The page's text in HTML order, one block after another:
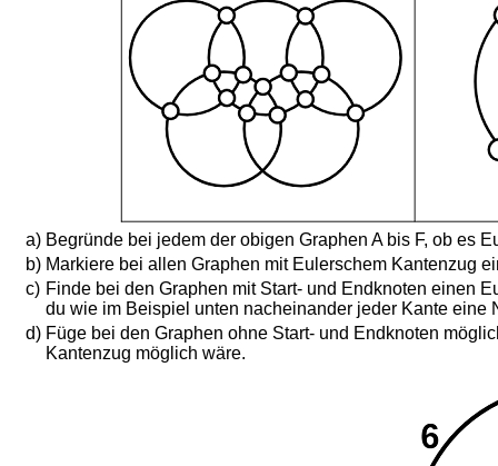
a) Begründe bei jedem der obigen Graphen A bis F, ob es
b) Markiere bei allen Graphen mit Eulerschem Kantenzug
c) Finde bei den Graphen mit Start- und Endknoten einen
du wie im Beispiel unten nacheinander jeder Kante eine
d) Füge bei den Graphen ohne Start- und Endknoten
Kantenzug möglich wäre.